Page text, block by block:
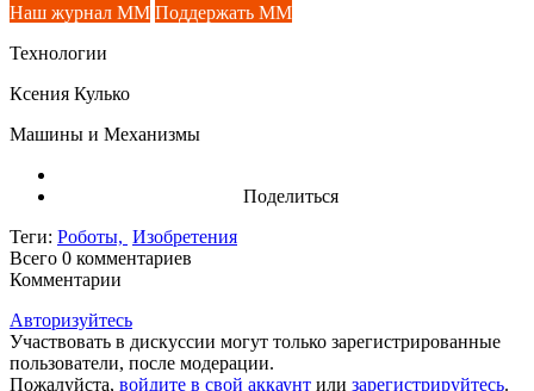
Наш журнал ММ Поддержать ММ
Технологии
Ксения Кулько
Машины и Механизмы
Поделиться
Теги: Роботы, Изобретения
Всего 0 комментариев
Комментарии
Авторизуйтесь
Участвовать в дискуссии могут только зарегистрированные
пользователи, после модерации.
Пожалуйста, войдите в свой аккаунт или зарегистрируйтесь.